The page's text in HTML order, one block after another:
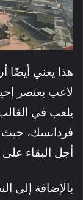
لاعب بعنصر
يلعب في
فردانسك، حيث
أجل البقاء على
بالإضافة إلى